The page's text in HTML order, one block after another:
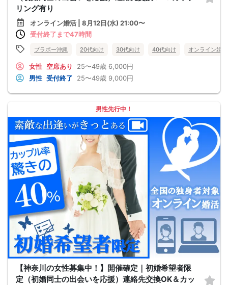
リング有り
オンライン婚活 | 8月12日(水) 21:00〜
受付終了まで47時間
ブラボー沖縄 20代向け 30代向け 40代向け オンライン婚活
女性 空席あり 25〜49歳 6,000円
男性 受付終了 25〜49歳 9,000円
男性先行中！
【神奈川の女性募集中！】開催確定｜初婚希望者限
定（初婚同士の出会いを応援）連絡先交換OK＆カッ